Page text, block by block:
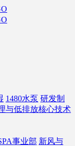
1480水泵 研发制
与低排放核心技术
事业部 新风与